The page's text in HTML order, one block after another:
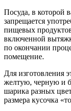
Посуда, в которой
запрещается
пищевых
включенной
по окончании
помещение.
Для изготовления
желтую, черную и
шарика разных
размера кусочка